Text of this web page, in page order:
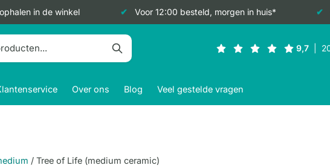
in de winkel Voor 12:00 besteld, morgen in huis*
Over ons Blog Veel gestelde vragen
/ Tree of Life (medium ceramic)